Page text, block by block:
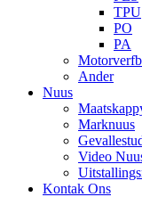
TPU
PO
PA
Ander
Nuus
Marknuus
Video
Kontak Ons